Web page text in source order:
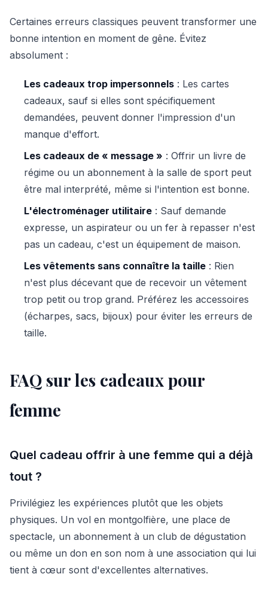
Certaines erreurs classiques peuvent transformer une
bonne intention en moment de gêne. Évitez
absolument :
Les cadeaux trop impersonnels : Les cartes
cadeaux, sauf si elles sont spécifiquement
demandées, peuvent donner l'impression d'un
manque d'effort.
Les cadeaux de « message » : Offrir un livre de
régime ou un abonnement à la salle de sport peut
être mal interprété, même si l'intention est bonne.
L'électroménager utilitaire : Sauf demande
expresse, un aspirateur ou un fer à repasser n'est
pas un cadeau, c'est un équipement de maison.
Les vêtements sans connaître la taille : Rien
n'est plus décevant que de recevoir un vêtement
trop petit ou trop grand. Préférez les accessoires
(écharpes, sacs, bijoux) pour éviter les erreurs de
taille.
FAQ sur les cadeaux pour
femme
Quel cadeau offrir à une femme qui a déjà
tout ?
Privilégiez les expériences plutôt que les objets
physiques. Un vol en montgolfière, une place de
spectacle, un abonnement à un club de dégustation
ou même un don en son nom à une association qui lui
tient à cœur sont d'excellentes alternatives.